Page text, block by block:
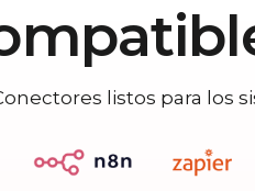
listos para los